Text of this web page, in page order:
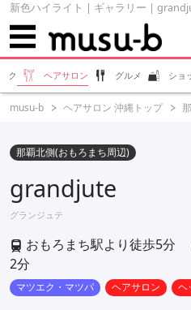
新色ハイライト | ギャラリー |
ク ヘアサロン グルメ ショ
musu-b ヘアサロン 沖縄トップ
那覇北側(おもろまち周辺)
grandjute
グランジュテ
おもろまち駅より徒歩5分
2分
マツエク・マツパ ヘアサロン ヘ